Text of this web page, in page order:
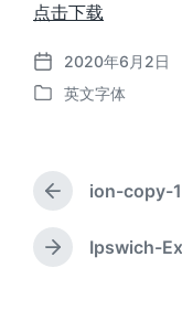
点击下载
发
布
2020年6月2日
发
英文字体
上
篇
文
章
ion-copy-
下
Ipswich-